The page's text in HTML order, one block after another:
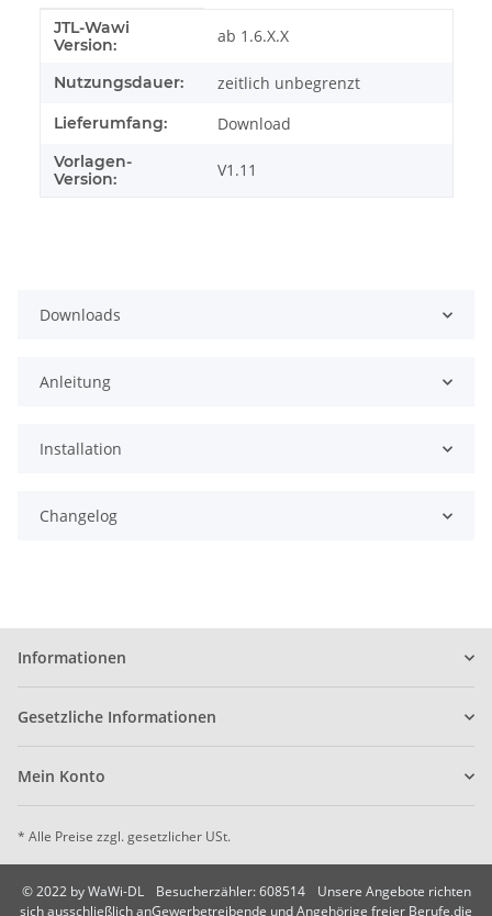
Produkteigenschaft
Wert
JTL-Wawi
Version:
ab 1.6.X.X
Nutzungsdauer: zeitlich unbegrenzt
Lieferumfang: Download
Vorlagen-
Version:
V1.11
Downloads
Anleitung
Installation
Changelog
Informationen
Gesetzliche Informationen
Mein Konto
* Alle Preise zzgl. gesetzlicher USt.
© 2022 by WaWi-DL Besucherzähler: 608514
Unsere Angebote richten
sich ausschließlich anGewerbetreibende und Angehörige freier Berufe,die